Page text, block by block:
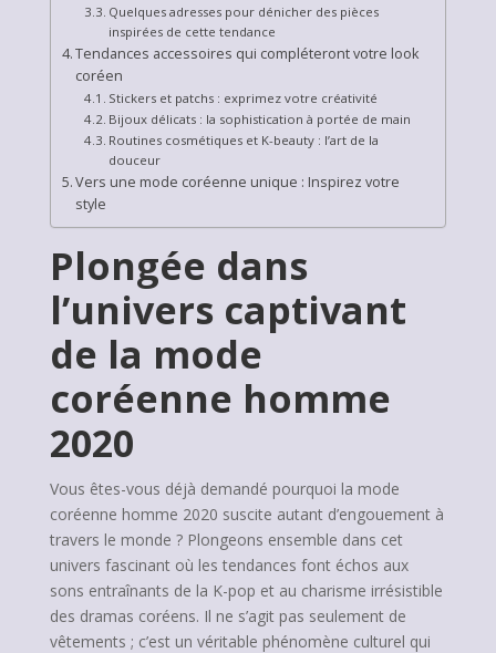
Quelques adresses pour dénicher des pièces
inspirées de cette tendance
Tendances accessoires qui compléteront votre look
coréen
Stickers et patchs : exprimez votre créativité
Bijoux délicats : la sophistication à portée de main
Routines cosmétiques et K-beauty : l’art de la
douceur
Vers une mode coréenne unique : Inspirez votre
style
Plongée dans
l’univers captivant
de la mode
coréenne homme
2020
Vous êtes-vous déjà demandé pourquoi la mode
coréenne homme 2020 suscite autant d’engouement à
travers le monde ? Plongeons ensemble dans cet
univers fascinant où les tendances font échos aux
sons entraînants de la K-pop et au charisme irrésistible
des dramas coréens. Il ne s’agit pas seulement de
vêtements ; c’est un véritable phénomène culturel qui